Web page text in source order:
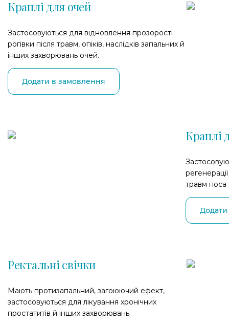
Краплі для очей
Застосовуються для відновлення прозорості
рогівки після травм, опіків, наслідків запальних й
інших захворювань очей.
Додати в замовлення
Краплі
травм носа
Ректальні свічки
Мають протизапальний, загоюючий ефект,
застосовуються для лікування хронічних
простатитів й інших захворювань.